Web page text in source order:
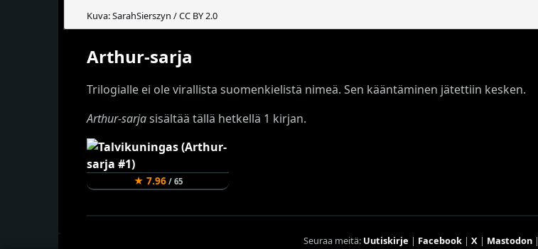
Kuva: SarahSierszyn / CC BY 2.0
Arthur-sarja
Trilogialle ei ole virallista suomenkielistä nimeä. Sen kääntäminen jätettiin kesken.
Arthur-sarjasisältää tällä hetkellä 1 kirjan.
★ 7.96/ 65
Seuraa meitä: Uutiskirje | Facebook| X | Mastodon|